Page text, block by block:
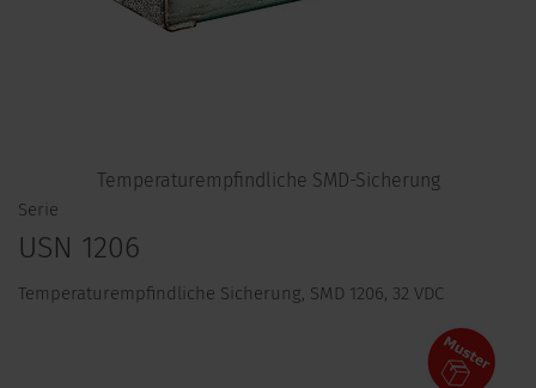
Temperaturempfindliche SMD-Sicherung
Serie
USN 1206
Temperaturempfindliche Sicherung, SMD 1206, 32 VDC